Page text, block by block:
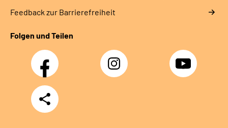
Feedback zur Barrierefreiheit
Folgen und Teilen
Facebook Instagram YouTube
Teilen